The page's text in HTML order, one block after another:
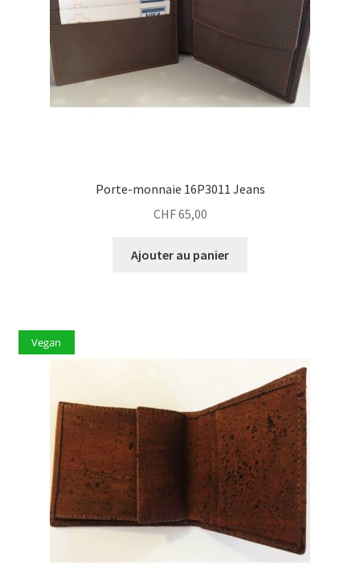
Porte-monnaie 16P3011 Jeans
CHF65,00
Ajouter au panier
Vegan